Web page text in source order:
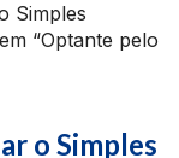
Simples
“Optante pelo
o Simples